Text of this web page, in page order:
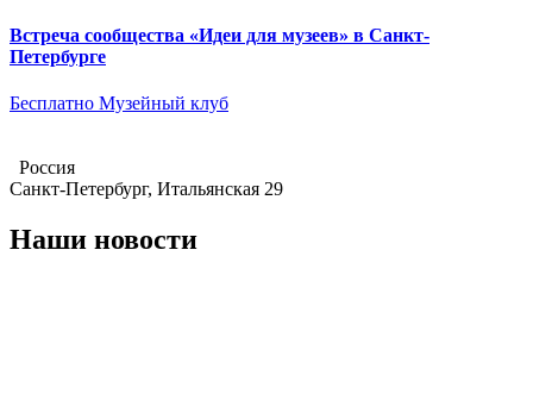
Встреча сообщества «Идеи для музеев» в Санкт-
Петербурге
Бесплатно Музейный клуб
Россия
Санкт-Петербург, Итальянская 29
Наши новости